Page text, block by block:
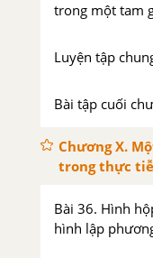
trong một tam
Luyện tập
Bài tập cuối
Chương X.
trong thực
Bài 36. Hình
hình lập